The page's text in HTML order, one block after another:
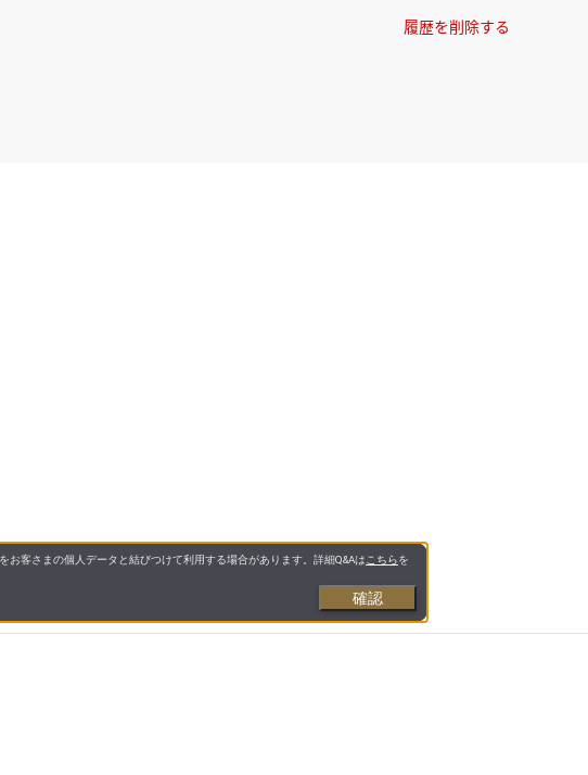
履歴を削除する
客さまの個人データと結びつけて利用する場合があります。詳細Q&Aは こちらを
確認